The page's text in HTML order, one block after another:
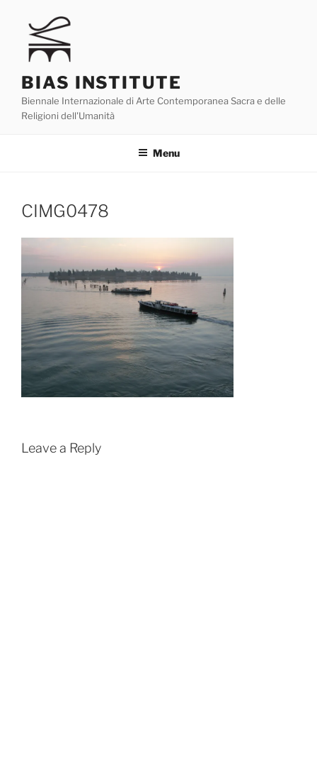
content
BIAS INSTITUTE
Biennale Internazionale di Arte Contemporanea Sacra e delle
Religioni dell'Umanità
Menu
CIMG0478
Leave a Reply